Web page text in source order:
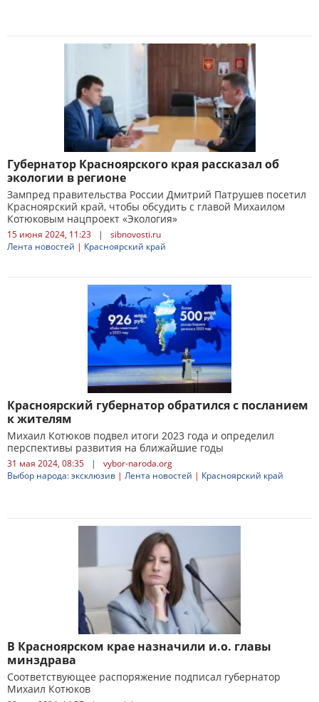
Губернатор Красноярского края рассказал об
экологии в регионе
Зампред правительства России Дмитрий Патрушев посетил
Красноярский край, чтобы обсудить с главой Михаилом
Котюковым нацпроект «Экология»
15 июня 2024, 11:23 |
sibnovosti.ru
Лента новостей | Красноярский край
Красноярский губернатор обратился с посланием
к жителям
Михаил Котюков подвел итоги 2023 года и определил
перспективы развития на ближайшие годы
31 мая 2024, 08:35 |
vybor-naroda.org
Выбор народа: эксклюзив | Лента новостей | Красноярский край
В Красноярском крае назначили и.о. главы
минздрава
Соответствующее распоряжение подписал губернатор
Михаил Котюков